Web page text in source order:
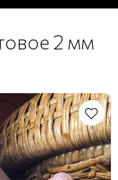
2 мм